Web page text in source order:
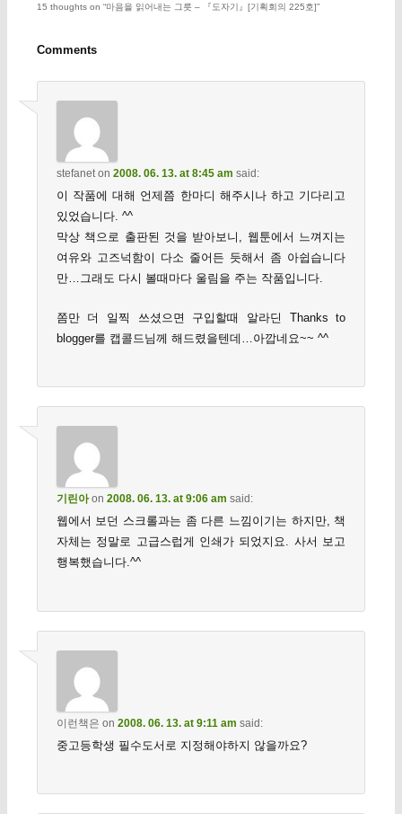
15 thoughts on “마음을 읽어내는 그릇 – 『도자기』[기획회의 225호]”
Comments
stefaneton 2008. 06. 13. at 8:45 am said:
이 작품에 대해 언제쯤 한마디 해주시나 하고 기다리고
있었습니다. ^^
막상 책으로 출판된 것을 받아보니, 웹툰에서 느껴지는
여유와 고즈넉함이 다소 줄어든 듯해서 좀 아쉽습니다
만…그래도 다시 볼때마다 울림을 주는 작품입니다.
쫌만 더 일찍 쓰셨으면 구입할때 알라딘 Thanks to
blogger를 캡콜드님께 해드렸을텐데…아깝네요~~ ^^
기린아on 2008. 06. 13. at 9:06 am said:
웹에서 보던 스크롤과는 좀 다른 느낌이기는 하지만, 책
자체는 정말로 고급스럽게 인쇄가 되었지요. 사서 보고
행복했습니다.^^
이런책은 on 2008. 06. 13. at 9:11 am said:
중고등학생 필수도서로 지정해야하지 않을까요?